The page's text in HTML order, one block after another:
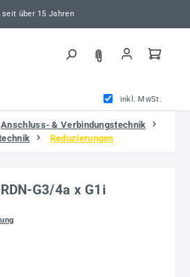
über 15 Jahren
inkl. MwSt.
Anschluss- & Verbindungstechnik
Reduzierungen
G3/4a x G1i
von 5 von 5 Sternen